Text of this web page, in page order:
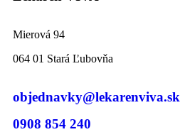
Mierová 94
064 01 Stará Ľubovňa
objednavky@lekarenviva.sk
0908 854 240